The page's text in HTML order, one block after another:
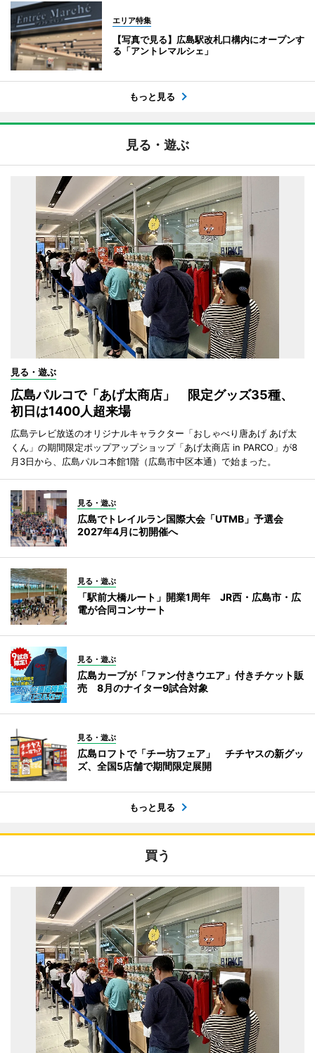
エリア特集
【写真で見る】広島駅改札口構内にオープンす
る「アントレマルシェ」
もっと見る
見る・遊ぶ
見る・遊ぶ
広島パルコで「あげ太商店」 限定グッズ35種、
初日は1400人超来場
広島テレビ放送のオリジナルキャラクター「おしゃべり唐あげ あげ太
くん」の期間限定ポップアップショップ「あげ太商店 in PARCO」が8
月3日から、広島パルコ本館1階（広島市中区本通）で始まった。
見る・遊ぶ
広島でトレイルラン国際大会「UTMB」予選会
2027年4月に初開催へ
見る・遊ぶ
「駅前大橋ルート」開業1周年 JR西・広島市・広
電が合同コンサート
見る・遊ぶ
広島カープが「ファン付きウエア」付きチケット販
売 8月のナイター9試合対象
見る・遊ぶ
広島ロフトで「チー坊フェア」 チチヤスの新グッ
ズ、全国5店舗で期間限定展開
もっと見る
買う